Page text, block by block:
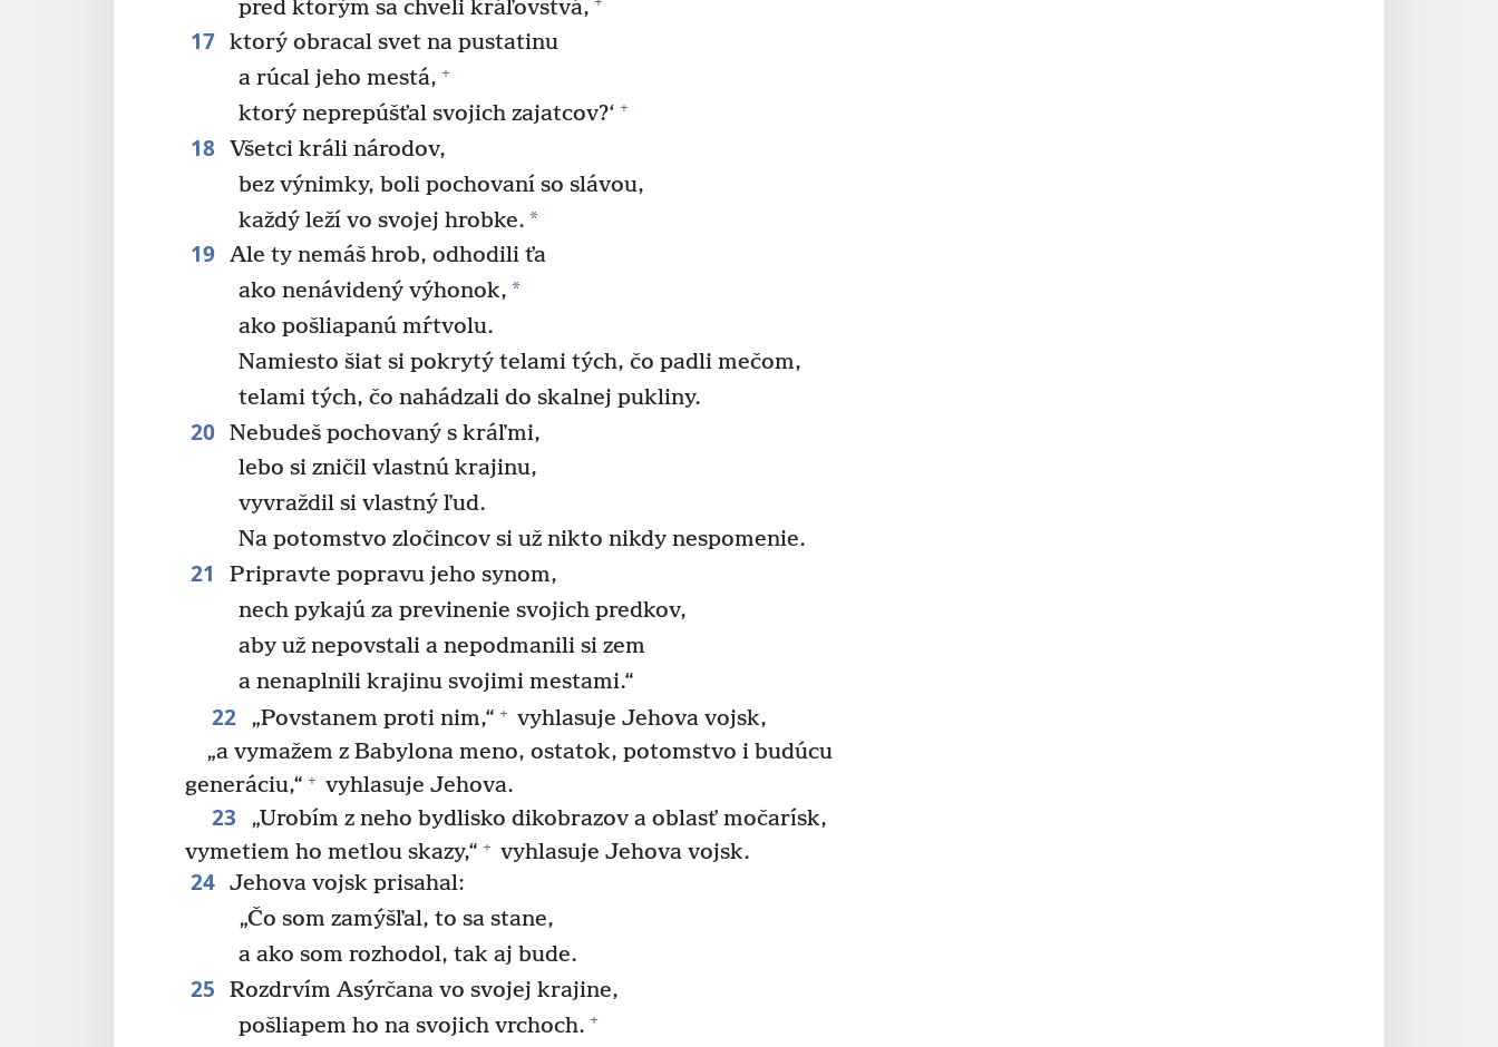
pred ktorým sa chveli kráľovstvá,
17 ktorý obracal svet na pustatinu
a rúcal jeho mestá, +
ktorý neprepúšťal svojich zajatcov?‘ +
18 Všetci králi národov,
bez výnimky, boli pochovaní so slávou,
každý leží vo svojej hrobke. *
19 Ale ty nemáš hrob, odhodili ťa
ako nenávidený výhonok, *
ako pošliapanú mŕtvolu.
Namiesto šiat si pokrytý telami tých, čo padli mečom,
telami tých, čo nahádzali do skalnej pukliny.
20 Nebudeš pochovaný s kráľmi,
lebo si zničil vlastnú krajinu,
vyvraždil si vlastný ľud.
Na potomstvo zločincov si už nikto nikdy nespomenie.
21
Pripravte popravu jeho synom,
nech pykajú za previnenie svojich predkov,
aby už nepovstali a nepodmanili si zem
a nenaplnili krajinu svojimi mestami.“
22 „Povstanem proti nim,“ + vyhlasuje Jehova vojsk,
„a vymažem z Babylona meno, ostatok, potomstvo i budúcu
generáciu,“ + vyhlasuje Jehova.
23
„Urobím z neho bydlisko dikobrazov a oblasť močarísk,
vymetiem ho metlou skazy,“ + vyhlasuje Jehova vojsk.
24 Jehova vojsk prisahal:
„Čo som zamýšľal, to sa stane,
a ako som rozhodol, tak aj bude.
25
Rozdrvím Asýrčana vo svojej krajine,
pošliapem ho na svojich vrchoch. +